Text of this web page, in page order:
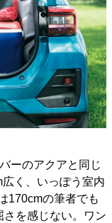
ーのアクアと同じ
く、いっぽう室内
170cmの筆者でも
を感じない。ワン